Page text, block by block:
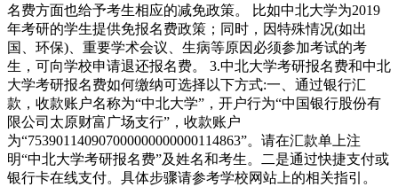
名费方面也给予考生相应的减免政策。 比如中北大学为2019
年考研的学生提供免报名费政策；同时，因特殊情况(如出
国、环保)、重要学术会议、生病等原因必须参加考试的考
生，可向学校申请退还报名费。 3.中北大学考研报名费和中北
大学考研报名费如何缴纳可选择以下方式:一、通过银行汇
款，收款账户名称为“中北大学”，开户行为“中国银行股份有
限公司太原财富广场支行”，收款账户
为“753901140907000000000000114863”。请在汇款单上注
明“中北大学考研报名费”及姓名和考生。二是通过快捷支付或
银行卡在线支付。具体步骤请参考学校网站上的相关指引。